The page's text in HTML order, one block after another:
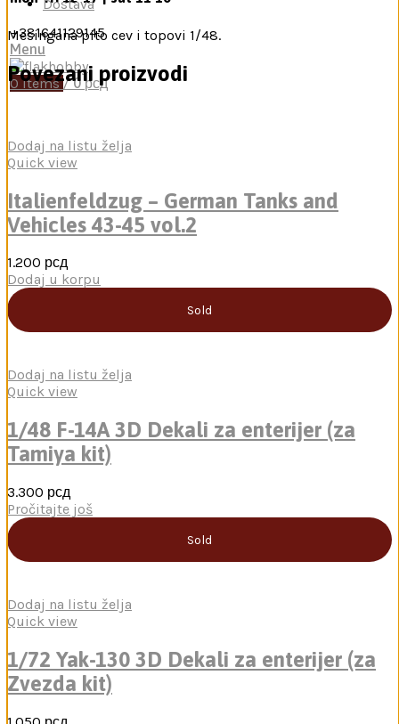
+381641129145
Menu
0items/ 0рсд
Dostava
Mesingana pito cev i topovi 1/48.
Povezani proizvodi
Dodaj na listu želja
Quick view
Italienfeldzug – German Tanks and
Vehicles 43-45 vol.2
1.200 рсд
Dodaj u korpu
Sold
Dodaj na listu želja
Quick view
1/48 F-14A 3D Dekali za enterijer (za
Tamiya kit)
3.300 рсд
Pročitajte još
Sold
Dodaj na listu želja
Quick view
1/72 Yak-130 3D Dekali za enterijer (za
Zvezda kit)